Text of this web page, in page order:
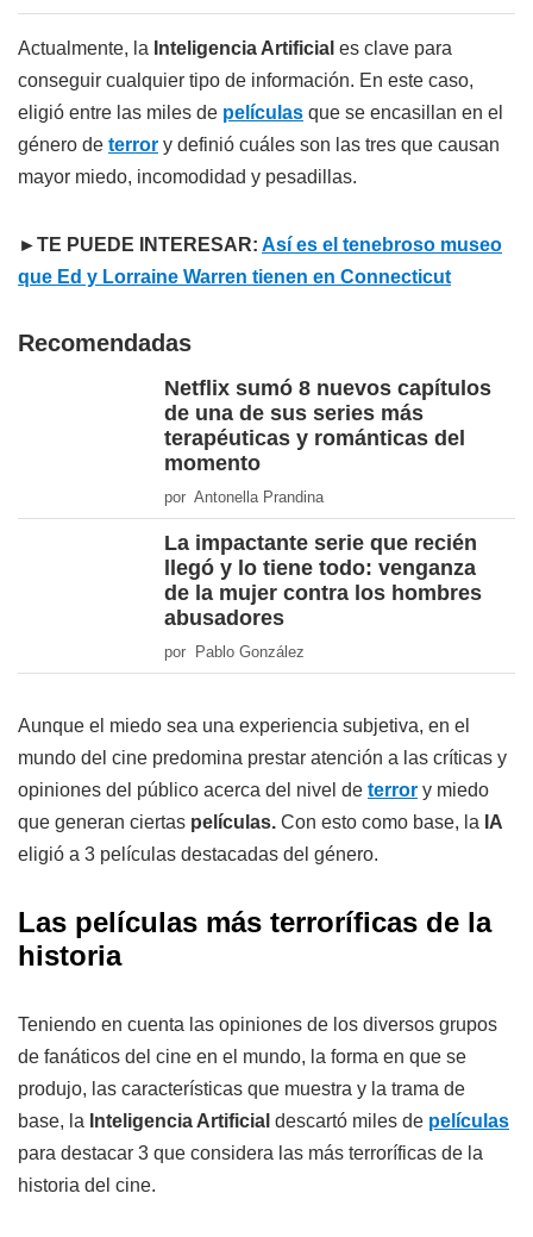
Actualmente, la Inteligencia Artificial es clave para
conseguir cualquier tipo de información. En este caso,
eligió entre las miles de películas que se encasillan en el
género de terror y definió cuáles son las tres que causan
mayor miedo, incomodidad y pesadillas.
►TE PUEDE INTERESAR: Así es el tenebroso museo
que Ed y Lorraine Warren tienen en Connecticut
Recomendadas
Netflix sumó 8 nuevos capítulos
de una de sus series más
terapéuticas y románticas del
momento
por Antonella Prandina
La impactante serie que recién
llegó y lo tiene todo: venganza
de la mujer contra los hombres
abusadores
por Pablo González
Aunque el miedo sea una experiencia subjetiva, en el
mundo del cine predomina prestar atención a las críticas y
opiniones del público acerca del nivel de terror y miedo
que generan ciertas películas. Con esto como base, la IA
eligió a 3 películas destacadas del género.
Las películas más terroríficas de la
historia
Teniendo en cuenta las opiniones de los diversos grupos
de fanáticos del cine en el mundo, la forma en que se
produjo, las características que muestra y la trama de
base, la Inteligencia Artificial descartó miles de películas
para destacar 3 que considera las más terroríficas de la
historia del cine.